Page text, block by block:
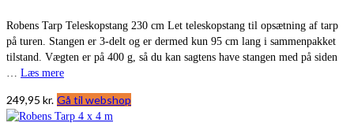
Robens Tarp Teleskopstang 230 cm Let teleskopstang til opsætning af tarp
på turen. Stangen er 3-delt og er dermed kun 95 cm lang i sammenpakket
tilstand. Vægten er på 400 g, så du kan sagtens have stangen med på siden
… Læs mere
249,95 kr. Gå til webshop